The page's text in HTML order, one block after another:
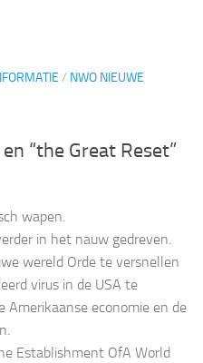
/ NWO NIEUWE
“the Great Reset”
wapen.
in het nauw gedreven.
wereld Orde te versnellen
virus in de USA te
Amerikaanse economie en de
Establishment OfA World